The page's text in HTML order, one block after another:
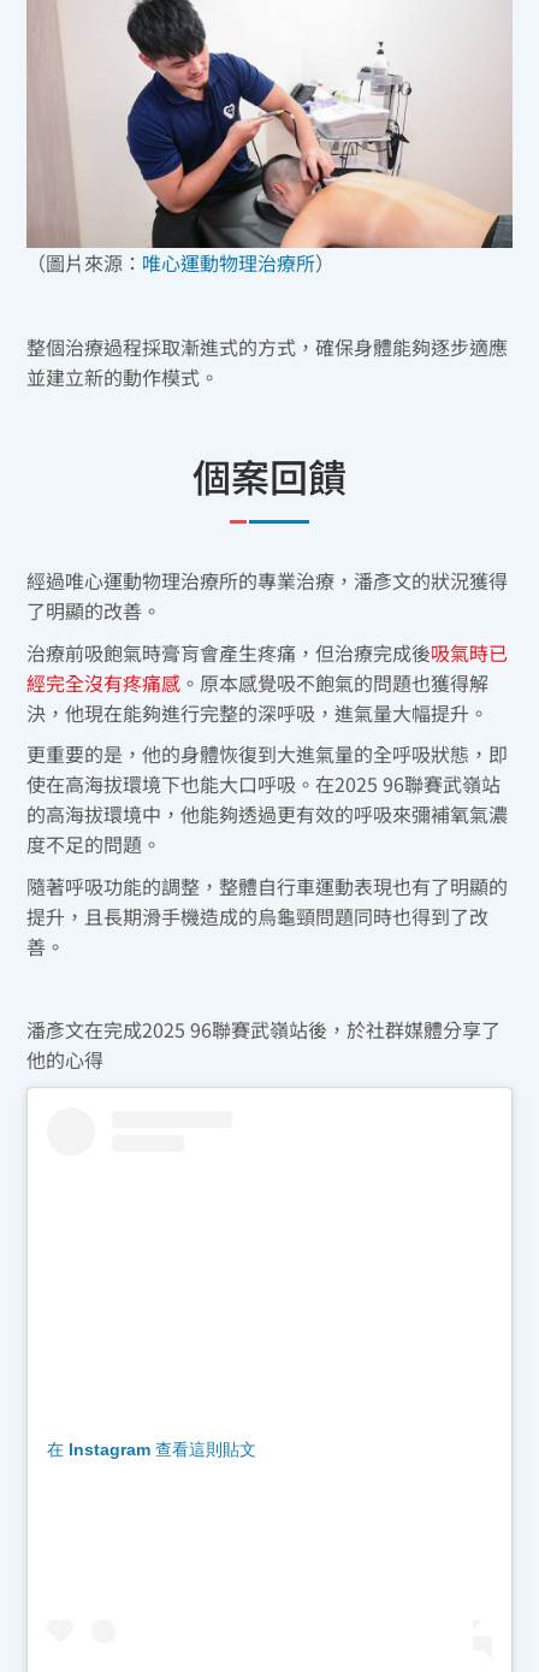
（圖片來源： 唯心運動物理治療所）
整個治療過程採取漸進式的方式，確保身體能夠逐步適應
並建立新的動作模式。
個案回饋
經過唯心運動物理治療所的專業治療，潘彥文的狀況獲得
了明顯的改善。
治療前吸飽氣時膏肓會產生疼痛，但治療完成後吸氣時已
經完全沒有疼痛感 。原本感覺吸不飽氣的問題也獲得解
決，他現在能夠進行完整的深呼吸，進氣量大幅提升。
更重要的是，他的身體恢復到大進氣量的全呼吸狀態，即
使在高海拔環境下也能大口呼吸。在2025 96聯賽武嶺站
的高海拔環境中，他能夠透過更有效的呼吸來彌補氧氣濃
度不足的問題。
隨著呼吸功能的調整，整體自行車運動表現也有了明顯的
提升，且長期滑手機造成的烏龜頸問題同時也得到了改
善。
潘彥文在完成2025 96聯賽武嶺站後，於社群媒體分享了
他的心得
在 Instagram 查看這則貼文